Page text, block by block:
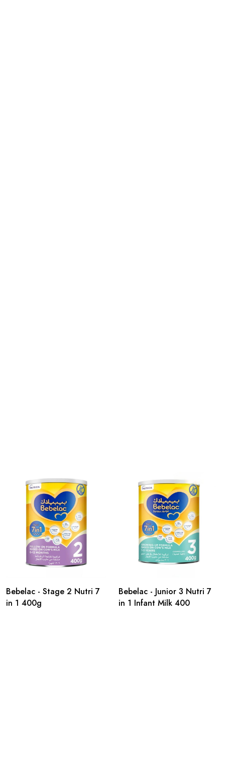
Bebelac - Stage 2 Nutri 7
in 1 400g
Bebelac - Junior 3 Nutri 7
in 1 Infant Milk 400